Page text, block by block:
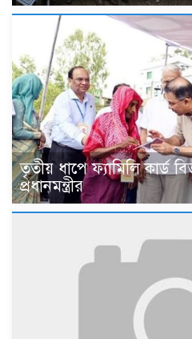
তৃতীয় ধাপে ফ্যামিলি কার্ড
প্রধানমন্ত্রীর